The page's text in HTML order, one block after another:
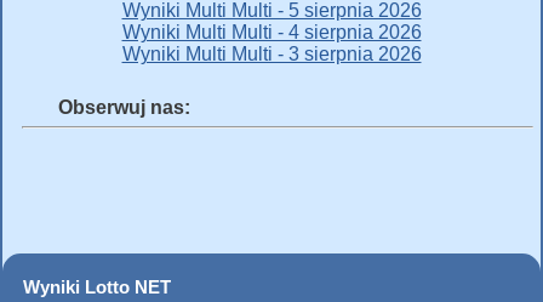
Wyniki Multi Multi - 5 sierpnia 2026
Wyniki Multi Multi - 4 sierpnia 2026
Wyniki Multi Multi - 3 sierpnia 2026
Obserwuj nas:
Wyniki Lotto NET